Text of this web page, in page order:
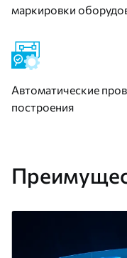
маркировки
Автоматические
построения